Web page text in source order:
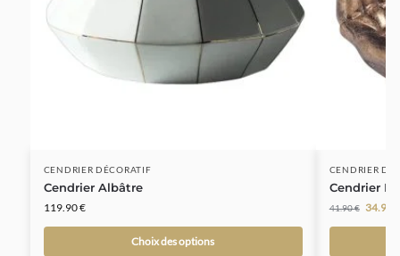
CENDRIER DÉCORATIF
Cendrier Albâtre
119.90€
Choix des options
CENDRIER
Cendrier
41.90€ 34.90